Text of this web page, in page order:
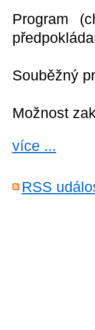
Program
Souběžný
Možnost
více ...
RSS